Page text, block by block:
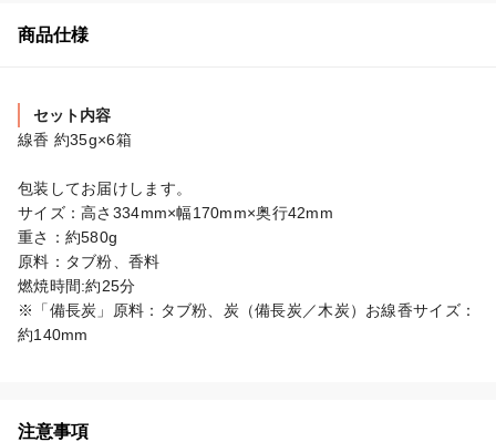
商品仕様
セット内容
線香 約35g×6箱
包装してお届けします。
サイズ：高さ334mm×幅170mm×奥行42mm
重さ：約580g
原料：タブ粉、香料
燃焼時間:約25分
※「備長炭」原料：タブ粉、炭（備長炭／木炭）お線香サイズ：
約140mm
注意事項